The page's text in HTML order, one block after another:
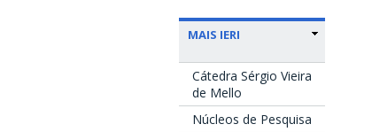
MAIS IERI
Cátedra Sérgio Vieira
de Mello
Núcleos de Pesquisa